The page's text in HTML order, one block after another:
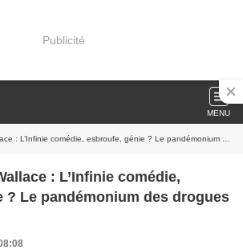
Publicité
MENU
comédie, esbroufe, génie ? Le pandémonium des drogues et du suicide.
: L’Infinie comédie,
? Le pandémonium des drogues